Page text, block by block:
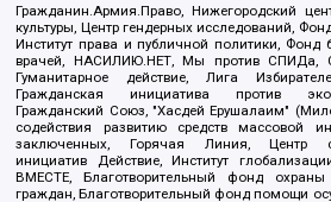
Гражданин.Армия.Право, Нижегородский
культуры, Центр гендерных исследований,
Институт права и публичной политики, Фонд
врачей, НАСИЛИЮ.НЕТ, Мы против СПИДа,
Гуманитарное действие, Лига
Гражданская инициатива против
Гражданский Союз, "Хасдей Ерушалаим"
содействия развитию средств массовой
заключенных, Горячая Линия, Центр
инициатив Действие, Институт
ВМЕСТЕ, Благотворительный фонд
граждан, Благотворительный фонд помощи